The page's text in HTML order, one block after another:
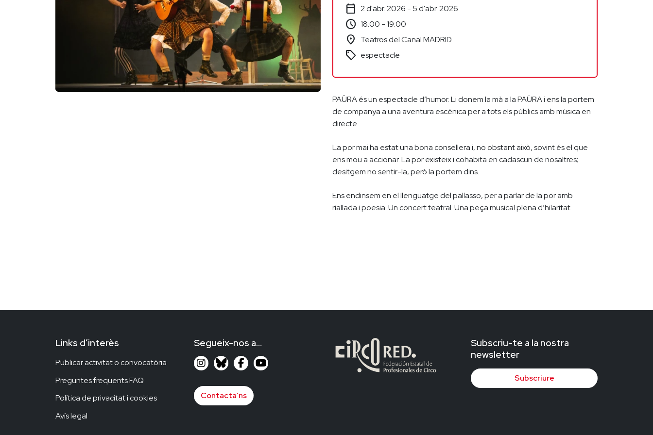
calendar_today 2 d'abr. 2026 - 5 d'abr. 2026
schedule 18:00 - 19:00
location_on Teatros del Canal MADRID
sell espectacle
PAÜRA és un espectacle d’humor. Li donem la mà a la PAÜRA i ens la portem
de companya a una aventura escènica per a tots els públics amb música en
directe.
La por mai ha estat una bona consellera i, no obstant això, sovint és el que
ens mou a accionar. La por existeix i cohabita en cadascun de nosaltres;
desitgem no sentir-la, però la portem dins.
Ens endinsem en el llenguatge del pallasso, per a parlar de la por amb
riallada i poesia. Un concert teatral. Una peça musical plena d’hilaritat.
Links d’interès
Publicar activitat o convocatòria
Preguntes freqüents FAQ
Política de privacitat i cookies
Avís legal
Segueix-nos a…
Contacta’ns
Subscriu-te a la nostra
newsletter
Subscriure